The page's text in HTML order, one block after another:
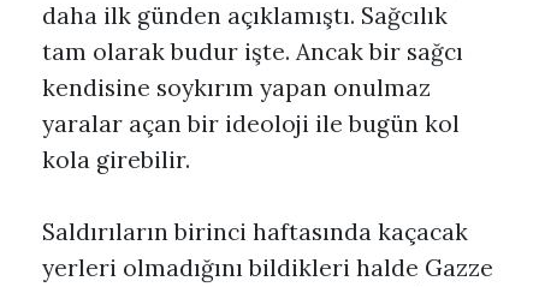
daha ilk günden açıklamıştı. Sağcılık
tam olarak budur işte. Ancak bir sağcı
kendisine soykırım yapan onulmaz
yaralar açan bir ideoloji ile bugün kol
kola girebilir.
Saldırıların birinci haftasında kaçacak
yerleri olmadığını bildikleri halde Gazze